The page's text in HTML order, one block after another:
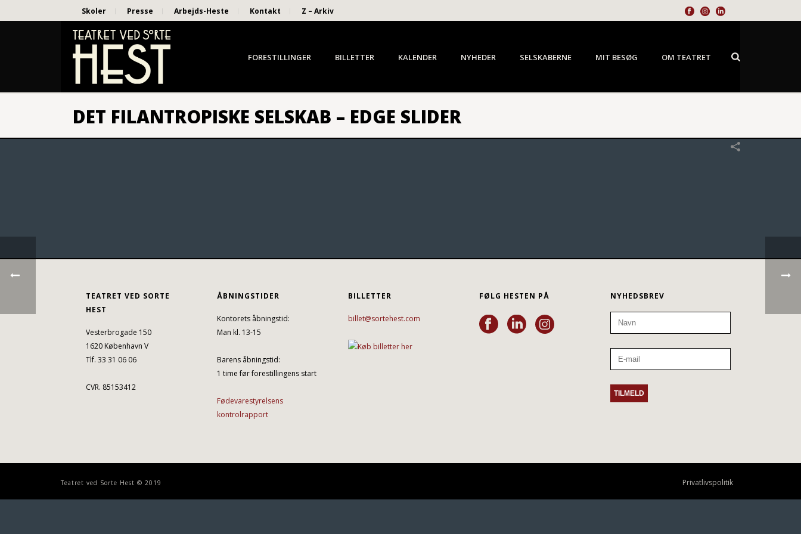
Skoler Presse Arbejds-Heste Kontakt Z – Arkiv
FORESTILLINGER BILLETTER KALENDER NYHEDER SELSKABERNE MIT BESØG OM TEATRET
DET FILANTROPISKE SELSKAB – EDGE SLIDER
TEATRET VED SORTE
HEST
Vesterbrogade 150
1620 København V
Tlf. 33 31 06 06
CVR. 85153412
ÅBNINGSTIDER
Kontorets åbningstid:
Man kl. 13-15
Barens åbningstid:
1 time før forestillingens start
Fødevarestyrelsens
kontrolrapport
BILLETTER
billet@sortehest.com
FØLG HESTEN PÅ NYHEDSBREV
Teatret ved Sorte Hest © 2019 Privatlivspolitik